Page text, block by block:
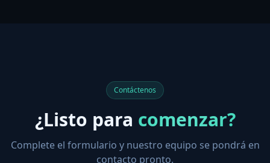
Contáctenos
¿Listo para comenzar?
Complete el formulario y nuestro equipo se pondrá en
contacto pronto.